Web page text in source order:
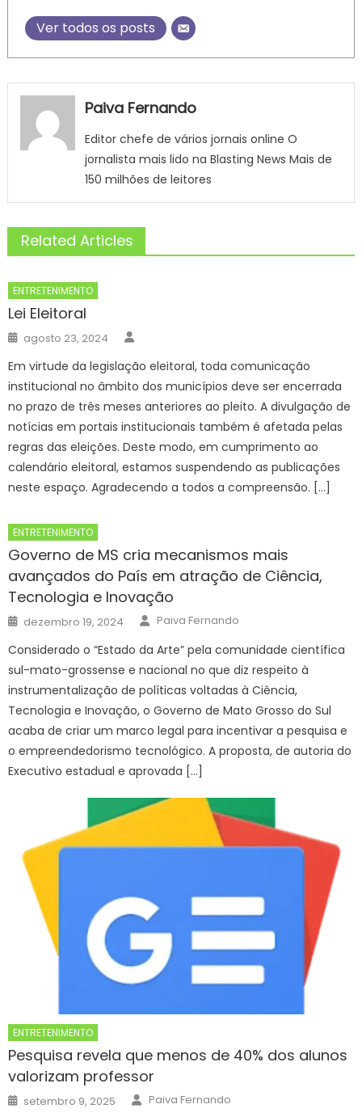
Ver todos os posts
Paiva Fernando
Editor chefe de vários jornais online O
jornalista mais lido na Blasting News Mais de
150 milhões de leitores
Related Articles
ENTRETENIMENTO
Lei Eleitoral
Posted
on
agosto 23, 2024
Em virtude da legislação eleitoral, toda comunicação
institucional no âmbito dos municípios deve ser encerrada
no prazo de três meses anteriores ao pleito. A divulgação de
notícias em portais institucionais também é afetada pelas
regras das eleições. Deste modo, em cumprimento ao
calendário eleitoral, estamos suspendendo as publicações
neste espaço. Agradecendo a todos a compreensão. […]
ENTRETENIMENTO
Governo de MS cria mecanismos mais
avançados do País em atração de Ciência,
Tecnologia e Inovação
Posted
on
dezembro 19, 2024 Author
Paiva Fernando
Considerado o “Estado da Arte” pela comunidade científica
sul-mato-grossense e nacional no que diz respeito à
instrumentalização de políticas voltadas à Ciência,
Tecnologia e Inovação, o Governo de Mato Grosso do Sul
acaba de criar um marco legal para incentivar a pesquisa e
o empreendedorismo tecnológico. A proposta, de autoria do
Executivo estadual e aprovada […]
ENTRETENIMENTO
Pesquisa revela que menos de 40% dos alunos
valorizam professor
Posted
on
setembro 9, 2025 Author
Paiva Fernando